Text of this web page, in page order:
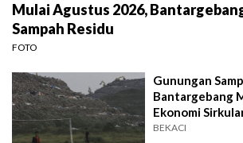
Mulai Agustus 2026,
Sampah Residu
FOTO
Gunungan
Bantargebang
Ekonomi
BEKACI